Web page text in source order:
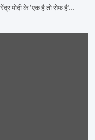
मोदी के ‘एक है तो सेफ है’…